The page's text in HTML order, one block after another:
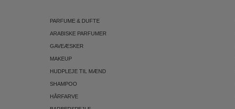
PARFUME & DUFTE
ARABISKE PARFUMER
GAVEÆSKER
MAKEUP
HUDPLEJE TIL MÆND
SHAMPOO
HÅRFARVE